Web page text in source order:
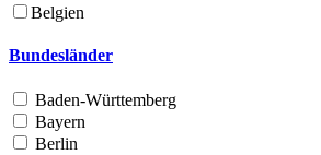
Belgien
Bundesländer
Baden-Württemberg
Bayern
Berlin